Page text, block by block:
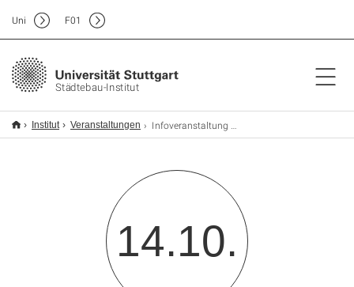
Städtebau-Institut
Uni F01
Institut Veranstaltungen Infoveranstaltung Studienschwerpunkt Stadtplanung Wintersemester 2026/27
14.10.